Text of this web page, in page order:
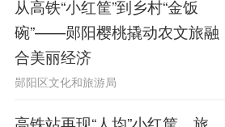
从高铁“小红筐”到乡村“金饭
碗”——郧阳樱桃撬动农文旅融
合美丽经济
郧阳区文化和旅游局
高铁站再现“人均”小红筐，旅